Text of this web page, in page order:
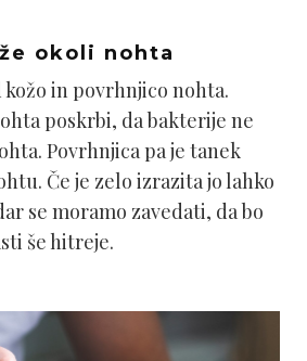
okoli nohta
in povrhnjico nohta.
poskrbi, da bakterije ne
Povrhnjica pa je tanek
Če je zelo izrazita jo lahko
se moramo zavedati, da bo
še hitreje.